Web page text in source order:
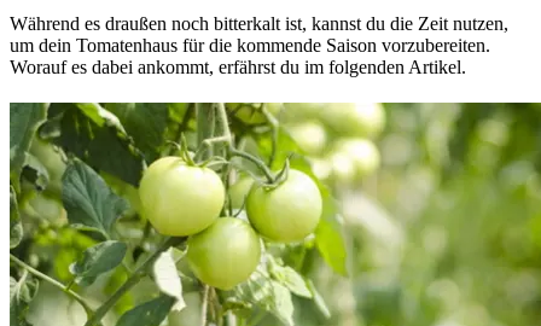
Während es draußen noch bitterkalt ist, kannst du die Zeit nutzen,
um dein Tomatenhaus für die kommende Saison vorzubereiten.
Worauf es dabei ankommt, erfährst du im folgenden Artikel.